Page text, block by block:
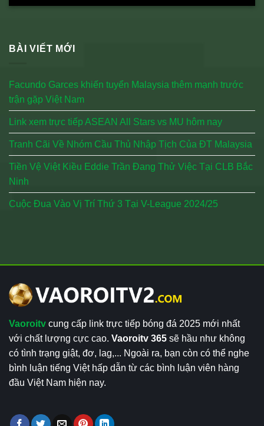
BÀI VIẾT MỚI
Facundo Garces khiến tuyển Malaysia thêm mạnh trước
trận gặp Việt Nam
Link xem trực tiếp ASEAN All Stars vs MU hôm nay
Tranh Cãi Về Nhóm Cầu Thủ Nhập Tịch Của ĐT Malaysia
Tiền Vệ Việt Kiều Eddie Trần Đang Thử Việc Tại CLB Bắc
Ninh
Cuộc Đua Vào Vị Trí Thứ 3 Tại V-League 2024/25
Vaoroitv cung cấp link trực tiếp bóng đá 2025 mới nhất
với chất lượng cực cao. Vaoroitv 365 sẽ hầu như không
có tình trạng giật, đơ, lag,... Ngoài ra, bạn còn có thể nghe
bình luận tiếng Việt hấp dẫn từ các bình luận viên hàng
đầu Việt Nam hiện nay.